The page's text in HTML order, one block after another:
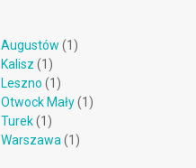
Augustów (1)
Kalisz (1)
Leszno (1)
Otwock Mały(1)
Turek(1)
Warszawa (1)